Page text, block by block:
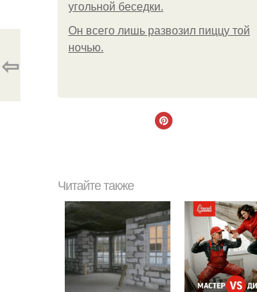
угольной беседки.
Он всего лишь развозил пиццу той
ночью.
⇦
Читайте также